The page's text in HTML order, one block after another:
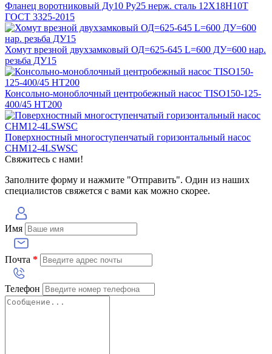
Фланец воротниковый Ду10 Ру25 нерж. сталь 12Х18Н10Т
ГОСТ 3325-2015
Хомут врезной двухзамковый ОД=625-645 L=600 ДУ=600 нар.
резьба ДУ15
Консольно-моноблочный центробежный насос TISO150-125-
400/45 HT200
Поверхностный многоступенчатый горизонтальный насос
CHM12-4LSWSC
Свяжитесь с нами!
Заполните форму и нажмите "Отправить". Один из наших
специалистов свяжется с вами как можно скорее.
Имя
Почта *
Телефон